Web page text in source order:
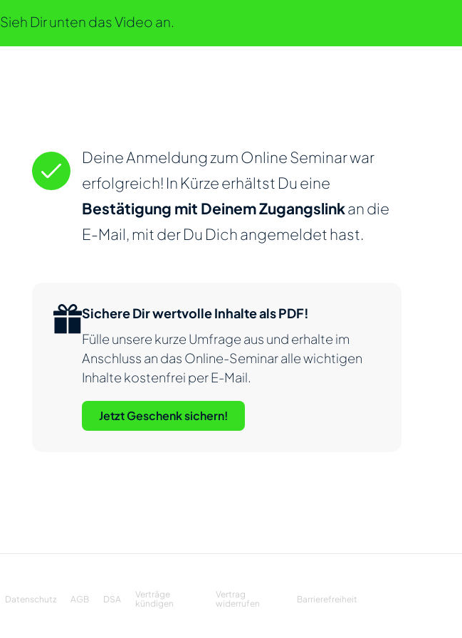
Sieh Dir unten das Video an.
Deine Anmeldung zum Online Seminar war
erfolgreich! In Kürze erhältst Du eine
Bestätigung mit Deinem Zugangslinkan die
E-Mail, mit der Du Dich angemeldet hast.
Sichere Dir wertvolle Inhalte als PDF!
Fülle unsere kurze Umfrage aus und erhalte im
Anschluss an das Online-Seminar alle wichtigen
Inhalte kostenfrei per E-Mail.
Jetzt Geschenk sichern!
Datenschutz AGB DSA
Verträge
kündigen
Vertrag
widerrufen
Barrierefreiheit